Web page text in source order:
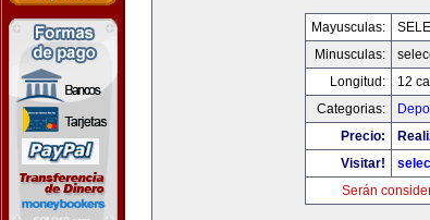
Mayusculas:
Minusculas:
Longitud:
12
Categorias:
Precio:
Visitar!
Serán